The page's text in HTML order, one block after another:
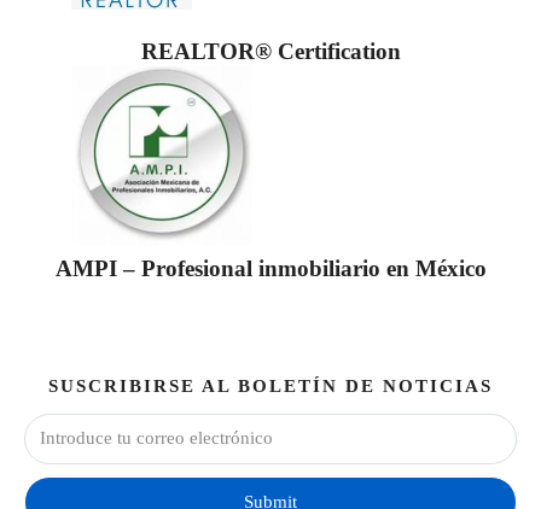
REALTOR® Certification
AMPI – Profesional inmobiliario en México
SUSCRIBIRSE AL BOLETÍN DE NOTICIAS
Submit